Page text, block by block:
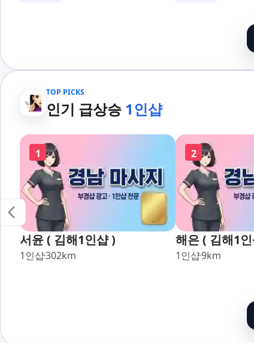
TOP PICKS
인기 급상승 1인샵
1
서윤 ( 김해1인샵 )
1인샵302km
2
해은 ( 김해1
1인샵9km